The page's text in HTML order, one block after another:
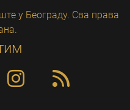
у Београду. Сва права